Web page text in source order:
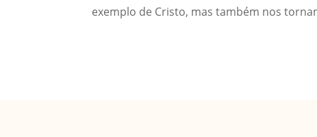
exemplo de Cristo, mas também nos